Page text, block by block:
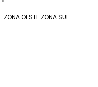
ZONA OESTE ZONA SUL